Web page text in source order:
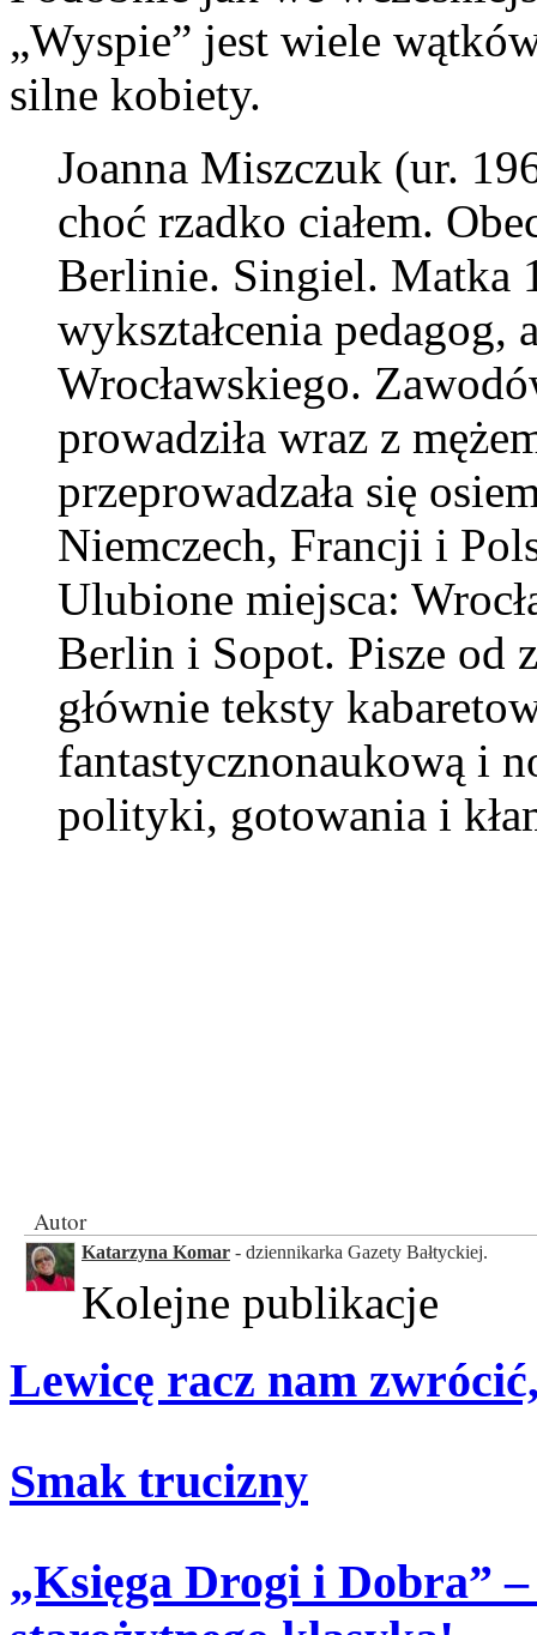
„Wyspie” jest wiele
silne kobiety.
Joanna Miszczuk (ur.
choć rzadko ciałem.
Berlinie. Singiel. Matka
wykształcenia
Wrocławskiego.
prowadziła wraz z
przeprowadzała się
Niemczech, Francji i
Ulubione miejsca:
Berlin i Sopot. Pisze od
głównie teksty
fantastycznonaukową i
polityki, gotowania i
Autor
Katarzyna Komar - dziennikarka Gazety Bałtyckiej.
Kolejne publikacje
Lewicę racz nam
Smak trucizny
„Księga Drogi i Dobra”